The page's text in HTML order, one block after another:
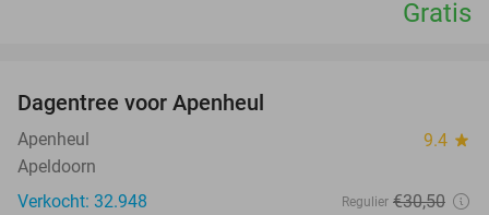
Gratis
Dagentree voor Apenheul
Apenheul 9.4 star
Apeldoorn
Verkocht: 32.948
Regulier €30,50